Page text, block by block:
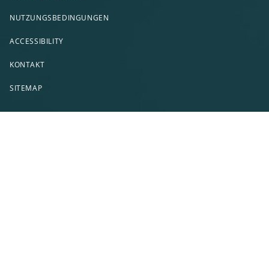
NUTZUNGSBEDINGUNGEN
ACCESSIBILITY
KONTAKT
SITEMAP